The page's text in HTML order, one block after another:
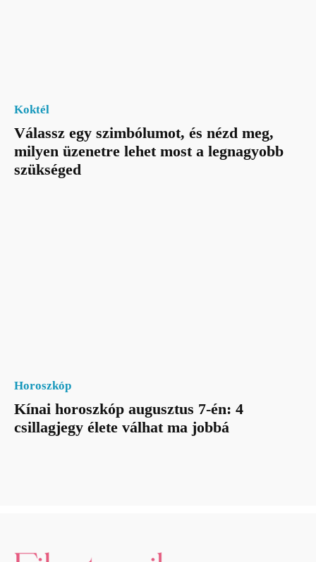
Koktél
Válassz egy szimbólumot, és nézd meg,
milyen üzenetre lehet most a legnagyobb
szükséged
Horoszkóp
Kínai horoszkóp augusztus 7-én: 4
csillagjegy élete válhat ma jobbá